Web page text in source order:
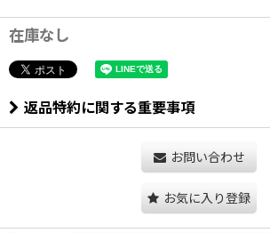
在庫なし
返品特約に関する重要事項
お問い合わせ
お気に入り登録